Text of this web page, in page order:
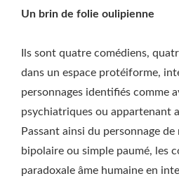
Un brin de folie oulipienne
Ils sont quatre comédiens,
dans un espace protéiforme,
personnages identifiés comme
psychiatriques ou appartenant
Passant ainsi du personnage
bipolaire ou simple paumé, les
paradoxale âme humaine en